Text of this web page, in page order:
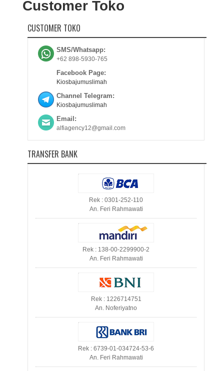
Customer Toko
CUSTOMER TOKO
SMS/Whatsapp:
+62 898-5930-765
Facebook Page:
Kiosbajumuslimah
Channel Telegram:
Kiosbajumuslimah
Email:
alfiagency12@gmail.com
TRANSFER BANK
Rek : 0301-252-110
An. Feri Rahmawati
Rek : 138-00-2299900-2
An. Feri Rahmawati
Rek : 1226714751
An. Noferiyatno
Rek : 6739-01-034724-53-6
An. Feri Rahmawati